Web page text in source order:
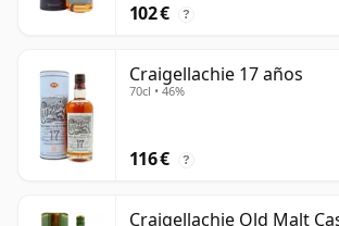
102 € ?
Craigellachie 17 años
70cl • 46%
116 € ?
Craigellachie Old Malt